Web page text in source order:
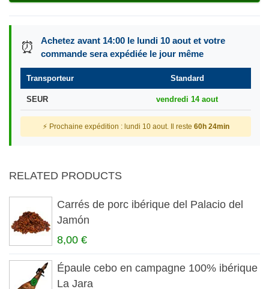
⏰
Achetez avant 14:00 le lundi 10 aout et votre
commande sera expédiée le jour même
Transporteur Standard
SEUR vendredi 14 aout
⚡ Prochaine expédition : lundi 10 aout. Il reste 60h 24min
RELATED PRODUCTS
Carrés de porc ibérique del Palacio del
Jamón
8,00 €
Épaule cebo en campagne 100% ibérique
La Jara